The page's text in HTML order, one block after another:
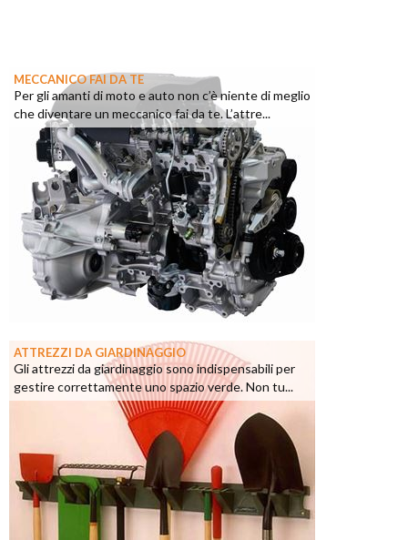
MECCANICO FAI DA TE
Per gli amanti di moto e auto non c’è niente di meglio
che diventare un meccanico fai da te. L’attre...
ATTREZZI DA GIARDINAGGIO
Gli attrezzi da giardinaggio sono indispensabili per
gestire correttamente uno spazio verde. Non tu...